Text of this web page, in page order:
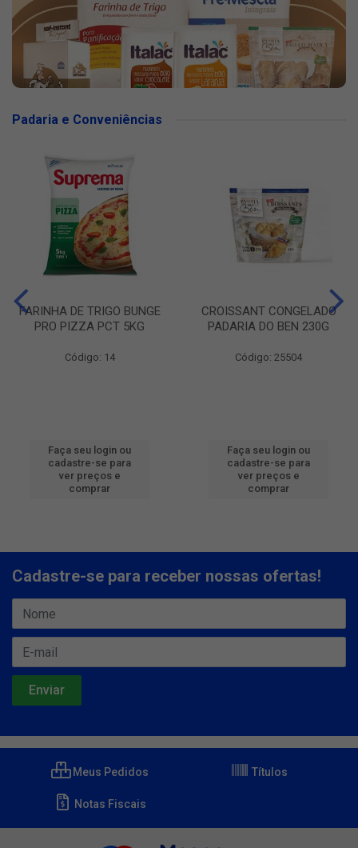
Padaria e Conveniências
FARINHA DE TRIGO BUNGE
PRO PIZZA PCT 5KG
Código: 14
Faça seu login ou
cadastre-se para
ver preços e
comprar
CROISSANT CONGELADO
PADARIA DO BEN 230G
Código: 25504
Faça seu login ou
cadastre-se para
ver preços e
comprar
Cadastre-se para receber nossas ofertas!
Meus Pedidos Títulos
Notas Fiscais